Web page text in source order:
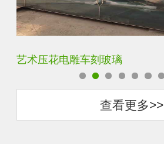
菱形镜面酒店车刻玻璃
查看更多>>